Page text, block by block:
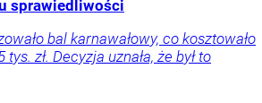
sprawiedliwości
bal karnawałowy, co kosztowało
zł. Decyzja uznała, że był to